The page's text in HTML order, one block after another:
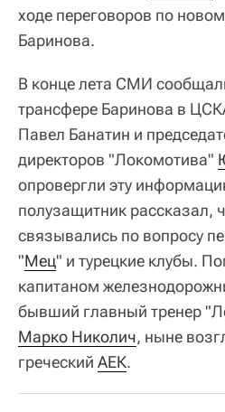
ходе переговоров по
Баринова.
В конце лета СМИ
трансфере Баринова в
Павел Банатин и
директоров "Локомотива"
опровергли эту
полузащитник рассказал,
связывались по вопросу
"Мец" и турецкие клубы.
капитаном
бывший главный тренер
Марко Николич, ныне
греческий АЕК.